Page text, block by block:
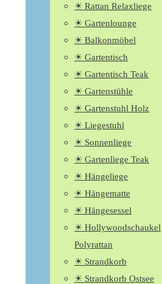
☀ Rattan Relaxliege
☀ Gartenlounge
☀ Balkonmöbel
☀ Gartentisch
☀ Gartentisch Teak
☀ Gartenstühle
☀ Gartenstuhl Holz
☀ Liegestuhl
☀ Sonnenliege
☀ Gartenliege Teak
☀ Hängeliege
☀ Hängematte
☀ Hängesessel
☀ Hollywoodschaukel
Polyrattan
☀ Strandkorb
☀ Strandkorb Ostsee